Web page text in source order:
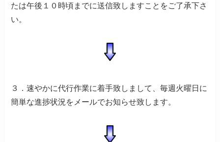
たは午後１０時頃までに送信致しますことをご了承下さ
い。
３
．速やかに代行作業に着手致しまして、毎週火曜日に
簡単な進捗状況をメールでお知らせ致します。